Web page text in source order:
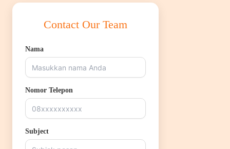
Contact Our Team
Nama
Nomor Telepon
Subject